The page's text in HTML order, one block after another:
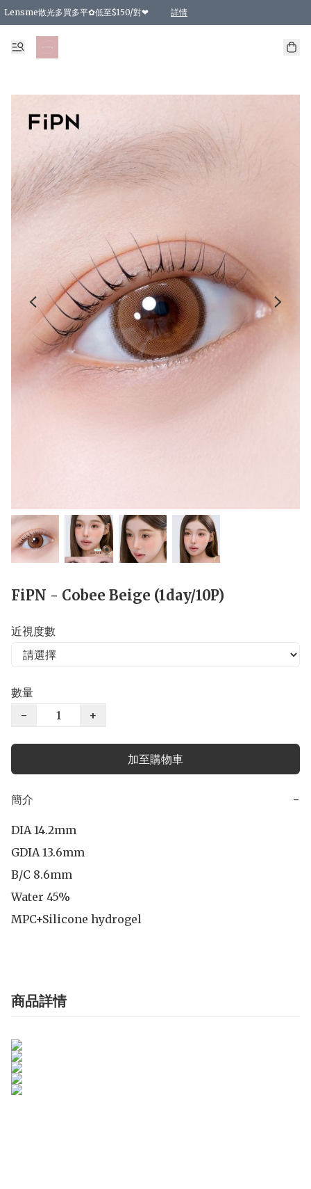
Lensme散光多買多平✿低至$150/對❤ 詳情
台灣Karacon⁩✧日拋 特價清貨❁⃘
日本韓國多款日/月拋現貨☼ 特價❤︎數量有限 售完即止
🇰🇷韓國多款月拋現貨 特價兩對$99✿數量有限 售完即止♫
精選商品，任選買2件或以上9 折；買4件或以上85 折；買6件或以上8 折
精選商品，任選買2件HKD 140.00；買4件HKD 260.00
精選商品，任選買2件HKD 190.00；買4件HKD 360.00
精選商品，任選買2件HKD 110.00；買4件HKD 180.00
精選商品，任選買2件HKD 170.00；買4件HKD 320.00
精選商品，任選買2件或以上減HKD 148.00
精選商品，任選買2件或以上減HKD 148.00
精選商品，任選買2件或以上95 折；買4件或以上9 折；買6件或以上85 折；買8件
精選商品，任選買12件或以上87 折
精選商品，任選買2件或以上減HKD 16.00；買4件或以上減HKD 32.00；買6
精選商品，任選買2件或以上95 折；買4件或以上9 折；買8件或以上85 折；買12
購物滿 HKD 800.00即享免運費優惠！（適用於 特定的送貨方式 )
FiPN - Cobee Beige (1day/10P)
近視度數
數量
−
+
加至購物車
簡介 −
DIA 14.2mm
GDIA 13.6mm
B/C 8.6mm
Water 45%
MPC+Silicone hydrogel
商品詳情